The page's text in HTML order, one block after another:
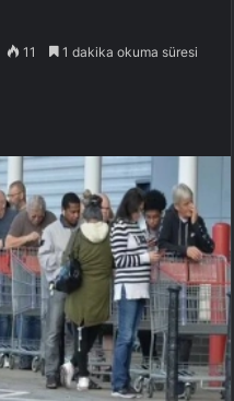
11 1 dakika okuma süresi